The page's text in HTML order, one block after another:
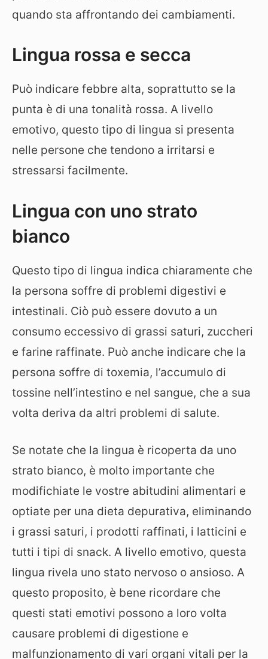
quando sta affrontando dei cambiamenti.
Lingua rossa e secca
Può indicare febbre alta, soprattutto se la
punta è di una tonalità rossa. A livello
emotivo, questo tipo di lingua si presenta
nelle persone che tendono a irritarsi e
stressarsi facilmente.
Lingua con uno strato
bianco
Questo tipo di lingua indica chiaramente che
la persona soffre di problemi digestivi e
intestinali. Ciò può essere dovuto a un
consumo eccessivo di grassi saturi, zuccheri
e farine raffinate. Può anche indicare che la
persona soffre di toxemia, l’accumulo di
tossine nell’intestino e nel sangue, che a sua
volta deriva da altri problemi di salute.
Se notate che la lingua è ricoperta da uno
strato bianco, è molto importante che
modifichiate le vostre abitudini alimentari e
optiate per una dieta depurativa, eliminando
i grassi saturi, i prodotti raffinati, i latticini e
tutti i tipi di snack. A livello emotivo, questa
lingua rivela uno stato nervoso o ansioso. A
questo proposito, è bene ricordare che
questi stati emotivi possono a loro volta
causare problemi di digestione e
malfunzionamento di vari organi vitali per la